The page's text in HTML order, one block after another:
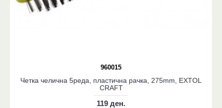
960015
Четка челична 5реда, пластична рачка, 275mm, EXTOL
CRAFT
119 ден.